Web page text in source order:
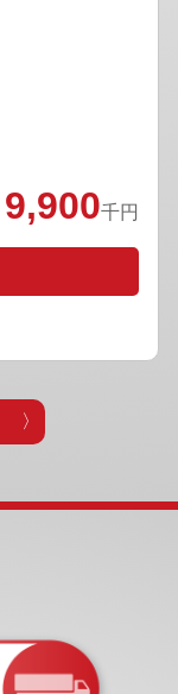
9,900千円